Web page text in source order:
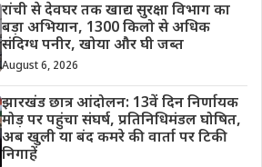
रांची से देवघर तक खाद्य सुरक्षा विभाग का
बड़ा अभियान, 1300 किलो से अधिक
संदिग्ध पनीर, खोया और घी जब्त
August 6, 2026
झारखंड छात्र आंदोलन: 13वें दिन निर्णायक
मोड़ पर पहुंचा संघर्ष, प्रतिनिधिमंडल घोषित,
अब खुली या बंद कमरे की वार्ता पर टिकी
निगाहें